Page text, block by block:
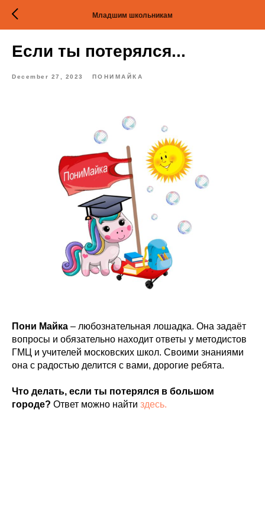
Младшим школьникам
Если ты потерялся...
December 27, 2023 ПОНИМАЙКА
Пони Майка – любознательная лошадка. Она задаёт
вопросы и обязательно находит ответы у методистов
ГМЦ и учителей московских школ. Своими знаниями
она с радостью делится с вами, дорогие ребята.
Что делать, если ты потерялся в большом
городе? Ответ можно найти здесь.